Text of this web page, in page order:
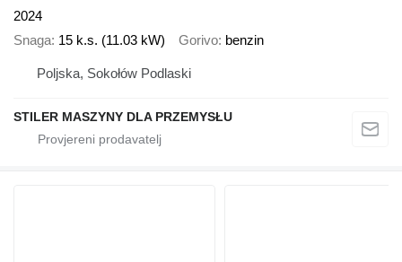
2024
Snaga 15 k.s. (11.03 kW) Gorivo benzin
Poljska, Sokołów Podlaski
STILER MASZYNY DLA PRZEMYSŁU